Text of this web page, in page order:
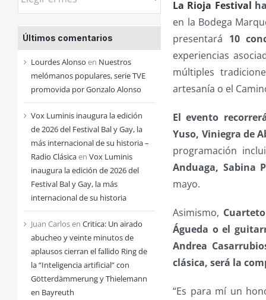
entradas
de
cada
mes
Últimos comentarios
Lourdes Alonso en Nuestros
melómanos populares, serie TVE
promovida por Gonzalo Alonso
Vox Luminis inaugura la edición
de 2026 del Festival Bal y Gay, la
más internacional de su historia –
Radio Clásicaen Vox Luminis
inaugura la edición de 2026 del
Festival Bal y Gay, la más
internacional de su historia
Juan Carlosen Critica: Un airado
abucheo y veinte minutos de
aplausos cierran el fallido Ring de
la “Inteligencia artificial” con
Götterdämmerung y Thielemann
en Bayreuth
La Rioja Festival
en la Bodega
presentará 10
experiencias
múltiples
artesanía o el
El evento
Yuso, Viniegra de
programación
Anduaga, Sabina
mayo.
Asimismo,
Águeda o el
Andrea
clásica, será la
“Es para mí un